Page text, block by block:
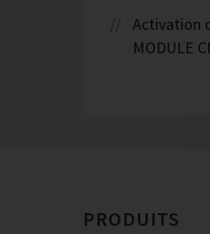
Activation
MODULE
PRODUITS